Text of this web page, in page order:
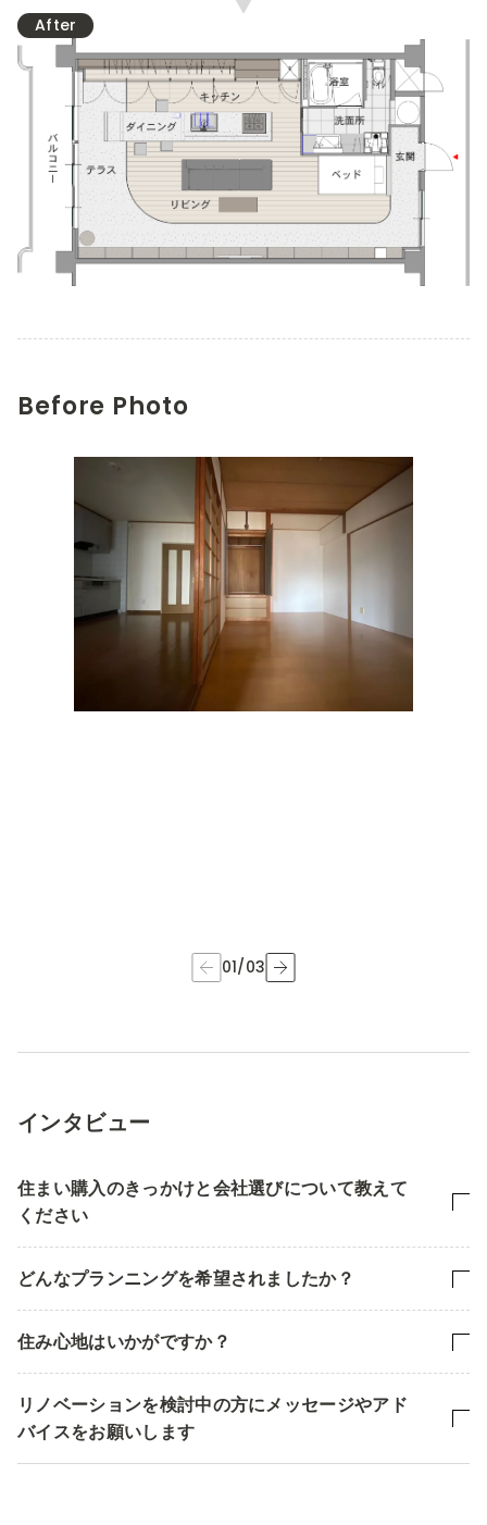
After
Before Photo
01/03
インタビュー
住まい購入のきっかけと会社選びについて教えて
ください
どんなプランニングを希望されましたか？
住み心地はいかがですか？
リノベーションを検討中の方にメッセージやアド
バイスをお願いします